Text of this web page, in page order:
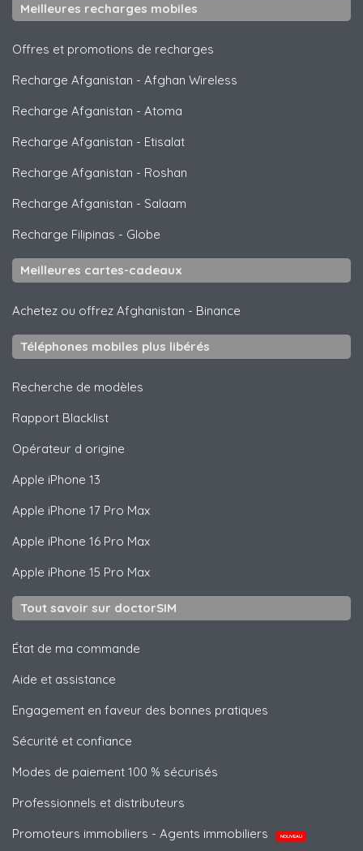
Meilleures recharges mobiles
Offres et promotions de recharges
Recharge Afganistan - Afghan Wireless
Recharge Afganistan - Atoma
Recharge Afganistan - Etisalat
Recharge Afganistan - Roshan
Recharge Afganistan - Salaam
Recharge Filipinas - Globe
Meilleures cartes-cadeaux
Achetez ou offrez Afghanistan - Binance
Téléphones mobiles plus libérés
Recherche de modèles
Rapport Blacklist
Opérateur d origine
Apple iPhone 13
Apple iPhone 17 Pro Max
Apple iPhone 16 Pro Max
Apple iPhone 15 Pro Max
Tout savoir sur doctorSIM
État de ma commande
Aide et assistance
Engagement en faveur des bonnes pratiques
Sécurité et confiance
Modes de paiement 100 % sécurisés
Professionnels et distributeurs
Promoteurs immobiliers - Agents immobiliers
NOUVEAU